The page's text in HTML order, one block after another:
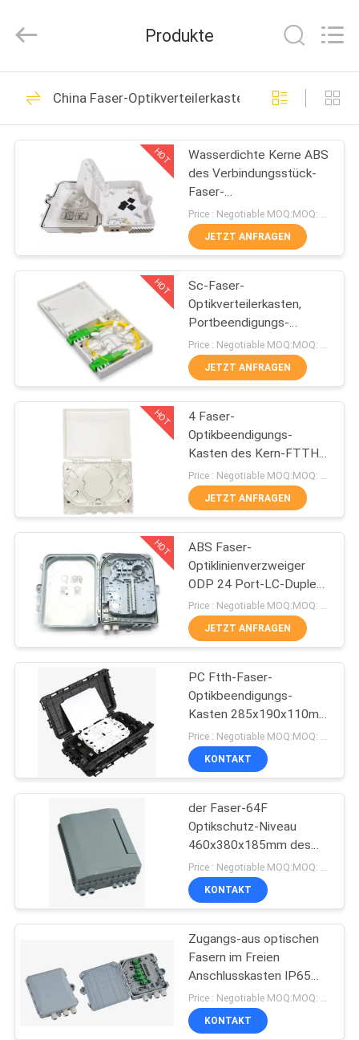
HAUS
PRODUKTE
ÜBER
UNS
FABRIK-
AUSFLUG
QUALITÄTSKONTROLLE
TRETEN
VERBINDUNG
NACHRICHTEN
FÄLLE
SITEMAP
DATENSCHUTZRICHTLINIE
Co.,Ltd..
Developed
Lichtwellenleiter
56
Faser Optik-MPO
24
Faser-
Optikverbindungskabel
GPON EPON ONU
25
FTTH-Werkzeuge
11
Faser-
Optikverteilerkasten
71
Produkte
China Faser-Optikverteilerkasten
HOT
Wasserdichte Kerne ABS
des Verbindungsstück-
Faser-
Optikverteilerkasten-ODP
ODF 24 Plastik
Price : Negotiable MOQ:MOQ: 100PCS
JETZT ANFRAGEN
HOT
Sc-Faser-
Optikverteilerkasten,
Portbeendigungs-
Kasten-Wand-Berg der
faser-2
JETZT ANFRAGEN
HOT
4 Faser-
Optikbeendigungs-
Kasten des Kern-FTTH
Plastik-ABS materieller
Wand-Berg
JETZT ANFRAGEN
HOT
ABS Faser-
Optiklinienverzweiger
ODP 24 Port-LC-Duplex
Kern Sc Simplx 48 im
Freien
Price : Negotiable MOQ:MOQ: 100PCS
JETZT ANFRAGEN
PC Ftth-Faser-
Optikbeendigungs-
Kasten 285x190x110mm
CER Zertifikat
Price : Negotiable MOQ:MOQ: 100
KONTAKT
der Faser-64F
Optikschutz-Niveau
460x380x185mm des
verteilerkasten-IP65
KONTAKT
Zugangs-aus optischen
Fasern im Freien
Anschlusskasten IP65
des Verteilerkasten-
FTTH des Gebrauchs-
12F
KONTAKT